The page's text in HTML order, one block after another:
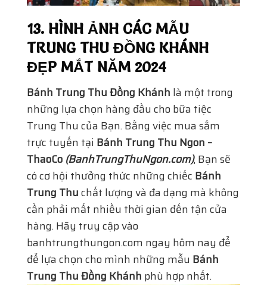
13. HÌNH ẢNH CÁC MẪU
TRUNG THU ĐỒNG KHÁNH
ĐẸP MẮT NĂM 2024
Bánh Trung Thu Đồng Khánh là một trong
những lựa chọn hàng đầu cho bữa tiệc
Trung Thu của Bạn. Bằng việc mua sắm
trực tuyến tại Bánh Trung Thu Ngon –
ThaoCo (BanhTrungThuNgon.com), Bạn sẽ
có cơ hội thưởng thức những chiếc Bánh
Trung Thuchất lượng và đa dạng mà không
cần phải mất nhiều thời gian đến tận cửa
hàng. Hãy truy cập vào
banhtrungthungon.com ngay hôm nay để
để lựa chọn cho mình những mẫu Bánh
Trung Thu Đồng Khánh phù hợp nhất.